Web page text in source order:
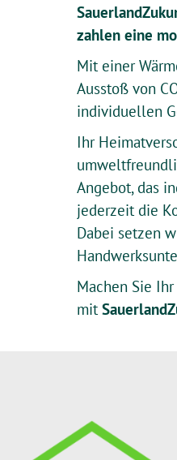
zahlen eine
Mit einer
Ausstoß von
individuellen
Ihr
Angebot, das
jederzeit die
Dabei setzen
Machen Sie
mit Sauerland